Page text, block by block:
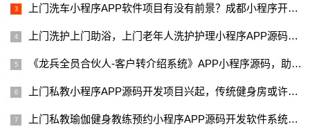
上门洗车小程序APP软件项目有没有前景？成都小程序开发制作公司
上门洗护上门助浴，上门老年人洗护护理小程序APP源码应该具备那
《龙兵全员合伙人-客户转介绍系统》APP小程序源码，助力99%的老
上门私教小程序APP源码开发项目兴起，传统健身房或许被设备器材
上门私教瑜伽健身教练预约小程序APP源码开发软件系统，应该具备